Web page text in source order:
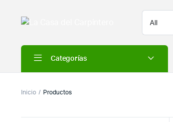
Categorías
Inicio Productos